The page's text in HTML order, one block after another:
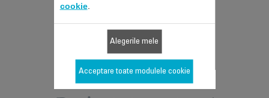
cookie.
Alegerile mele
Acceptare toate modulele cookie